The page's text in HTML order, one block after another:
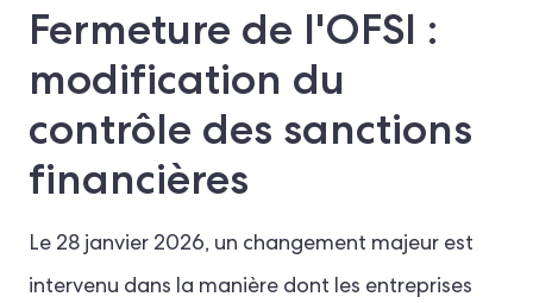
Fermeture de l'OFSI :
modification du
contrôle des sanctions
financières
Le 28 janvier 2026, un changement majeur est
intervenu dans la manière dont les entreprises